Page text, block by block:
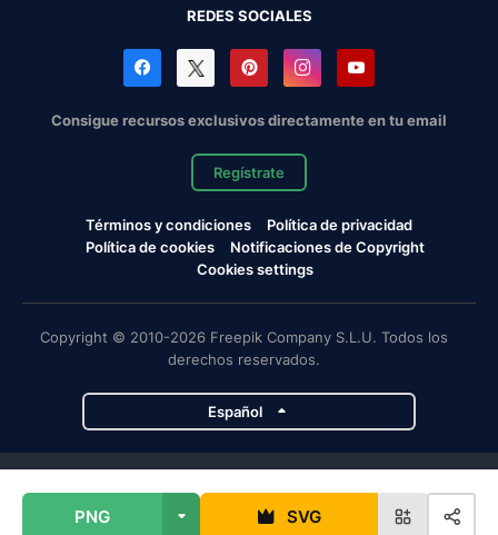
PNG SVG
REDES SOCIALES
Consigue recursos exclusivos directamente en tu email
Regístrate
Términos y condiciones
Política de privacidad
Política de cookies
Notificaciones de Copyright
Cookies settings
Copyright © 2010-2026 Freepik Company S.L.U. Todos los
derechos reservados.
Español